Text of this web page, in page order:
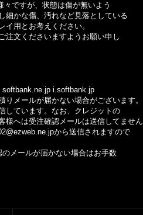
ですが、状態は傷が無いよう
かな傷、汚れなど見落としている
用とお考えください。
文くださいますようお願い申し
i.softbank.jp
メールが届かない場合がございます。
ています。なお、クレジットの
へは受注確認メールは送信してません
から送信されますので
メールが届かない場合はお手数